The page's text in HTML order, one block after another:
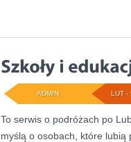
LUT -
ADMIN
To serwis o podróżach po
myślą o osobach, które lubią